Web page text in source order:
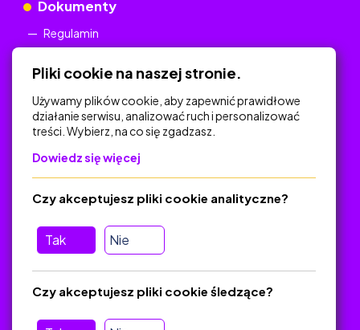
Dokumenty
Regulamin
Na skróty
Polityka Prywatności
Regulamin
O platformie
Baza materiałów dydaktycznych
Jak zostać autorem
FAQ
Pliki cookie na naszej stronie.
Używamy plików cookie, aby zapewnić prawidłowe
działanie serwisu, analizować ruch i personalizować
treści. Wybierz, na co się zgadzasz.
Dowiedz się więcej
Tak Nie
Czy akceptujesz pliki cookie analityczne?
Czy akceptujesz pliki cookie śledzące?